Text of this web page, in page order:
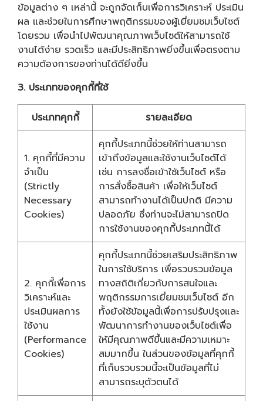
ข้อมูลต่าง ๆ เหล่านี้ จะถูกจัดเก็บเพื่อการวิเคราะห์ ประเมิน
ผล และช่วยในการศึกษาพฤติกรรมของผู้เยี่ยมชมเว็บไซต์
โดยรวม เพื่อนำไปพัฒนาคุณภาพเว็บไซต์ให้สามารถใช้
งานได้ง่าย รวดเร็ว และมีประสิทธิภาพยิ่งขึ้นเพื่อตรงตาม
ความต้องการของท่านได้ดียิ่งขึ้น
3. ประเภทของคุกกี้ที่ใช้
ประเภทคุกกี้ รายละเอียด
1. คุกกี้ที่มีความ
จำเป็น
(Strictly
Necessary
Cookies)
คุกกี้ประเภทนี้ช่วยให้ท่านสามารถ
เข้าถึงข้อมูลและใช้งานเว็บไซต์ได้
เช่น การลงชื่อเข้าใช้เว็บไซต์ หรือ
การสั่งซื้อสินค้า เพื่อให้เว็บไซต์
สามารถทำงานได้เป็นปกติ มีความ
ปลอดภัย ซึ่งท่านจะไม่สามารถปิด
การใช้งานของคุกกี้ประเภทนี้ได้
2. คุกกี้เพื่อการ
วิเคราะห์และ
ประเมินผลการ
ใช้งาน
(Performance
Cookies)
คุกกี้ประเภทนี้ช่วยเสริมประสิทธิภาพ
ในการใช้บริการ เพื่อรวบรวมข้อมูล
ทางสถิติเกี่ยวกับการสนใจและ
พฤติกรรมการเยี่ยมชมเว็บไซต์ อีก
ทั้งยังใช้ข้อมูลนี้เพื่อการปรับปรุงและ
พัฒนาการทำงานของเว็บไซต์เพื่อ
ให้มีคุณภาพดีขึ้นและมีความเหมาะ
สมมากขึ้น ในส่วนของข้อมูลที่คุกกี้
ที่เก็บรวบรวมนี้จะเป็นข้อมูลที่ไม่
สามารถระบุตัวตนได้